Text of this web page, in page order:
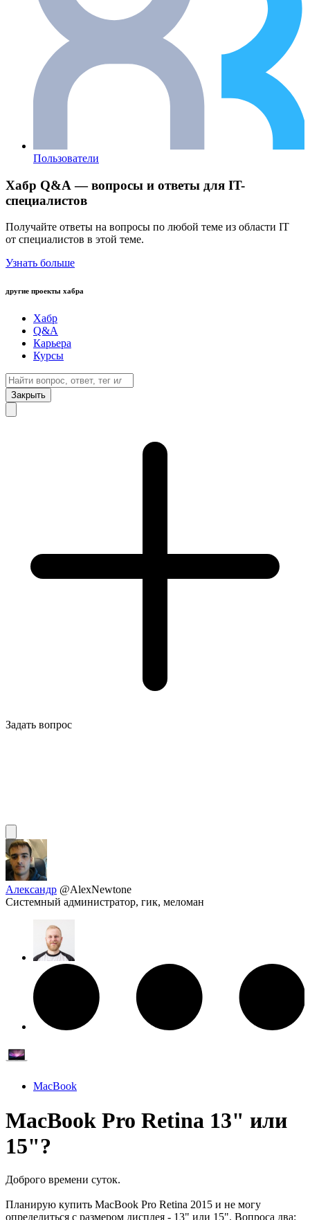
Пользователи
Хабр Q&A — вопросы и ответы для IT-
специалистов
Получайте ответы на вопросы по любой теме из области IT
от специалистов в этой теме.
Узнать больше
другие проекты хабра
Хабр
Q&A
Карьера
Курсы
Закрыть
Задать вопрос
Александр @AlexNewtone
Системный администратор, гик, меломан
MacBook
MacBook Pro Retina 13" или
15"?
Доброго времени суток.
Планирую купить MacBook Pro Retina 2015 и не могу
определиться с размером дисплея - 13" или 15". Вопроса два: